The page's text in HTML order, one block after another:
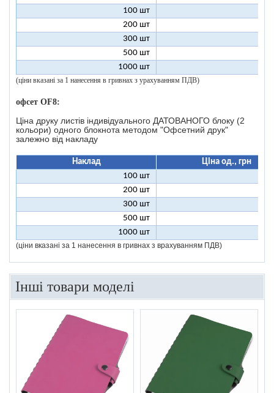
100 шт
200 шт
300 шт
500 шт
1000 шт
(ціни вказані за 1 нанесення в гривнах з урахуванням ПДВ)
офсет OF8:
Ціна друку листів індивідуального ДАТОВАНОГО блоку (2
кольори) одного блокнота методом "Офсетний друк"
залежно від накладу
Наклад
Ціна од., грн
100 шт
200 шт
300 шт
500 шт
1000 шт
(ціни вказані за 1 нанесення в гривнах з врахуванням ПДВ)
Інші товари моделі